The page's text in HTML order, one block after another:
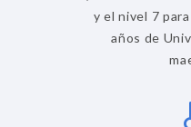
y el nivel 7
años de